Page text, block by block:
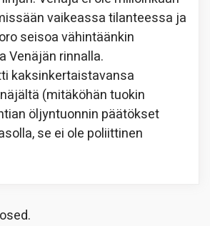
vaikeassa tilanteessa ja
seisoa vähintäänkin
Venäjän rinnalla.
kaksinkertaistavansa
(mitäköhän tuokin
öljyntuonnin päätökset
se ei ole poliittinen